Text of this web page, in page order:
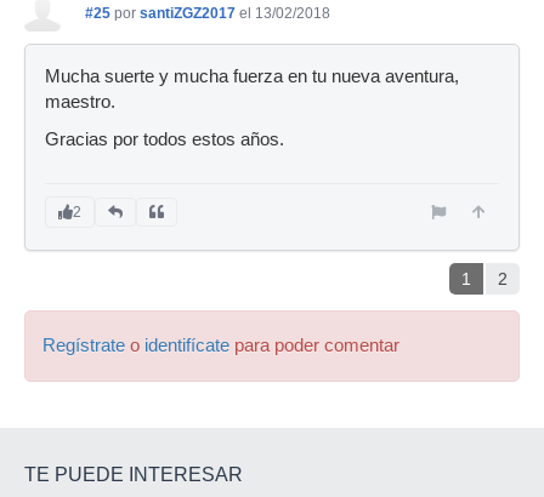
#25 por santiZGZ2017 el 13/02/2018
Mucha suerte y mucha fuerza en tu nueva aventura,
maestro.
Gracias por todos estos años.
2
1 2
Regístrate o identifícate para poder comentar
TE PUEDE INTERESAR